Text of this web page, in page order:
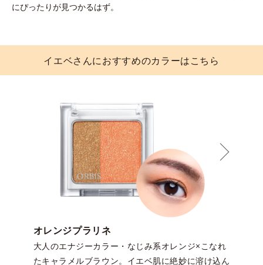
にぴったりが見つかるはず。
イエベさんにおすすめのカラーはこちら
オレンジプラリネ
大人のエナジーカラー・なじみ系オレンジ×こなれ
たキャラメルブラウン。イエベ肌に絶妙に溶け込ん